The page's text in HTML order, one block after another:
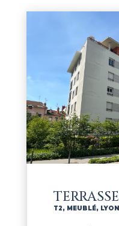
T2, MEUBLÉ,